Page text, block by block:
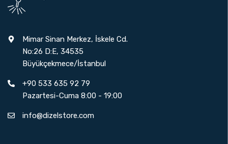
Mimar Sinan Merkez, İskele Cd.
No:26 D:E, 34535
Büyükçekmece/İstanbul
+90 533 635 92 79
Pazartesi-Cuma 8:00 - 19:00
info@dizelstore.com